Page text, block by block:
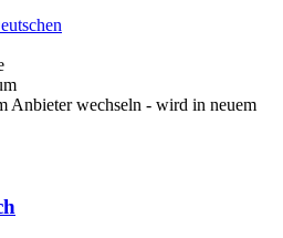
Anbieter wechseln - wird in neuem